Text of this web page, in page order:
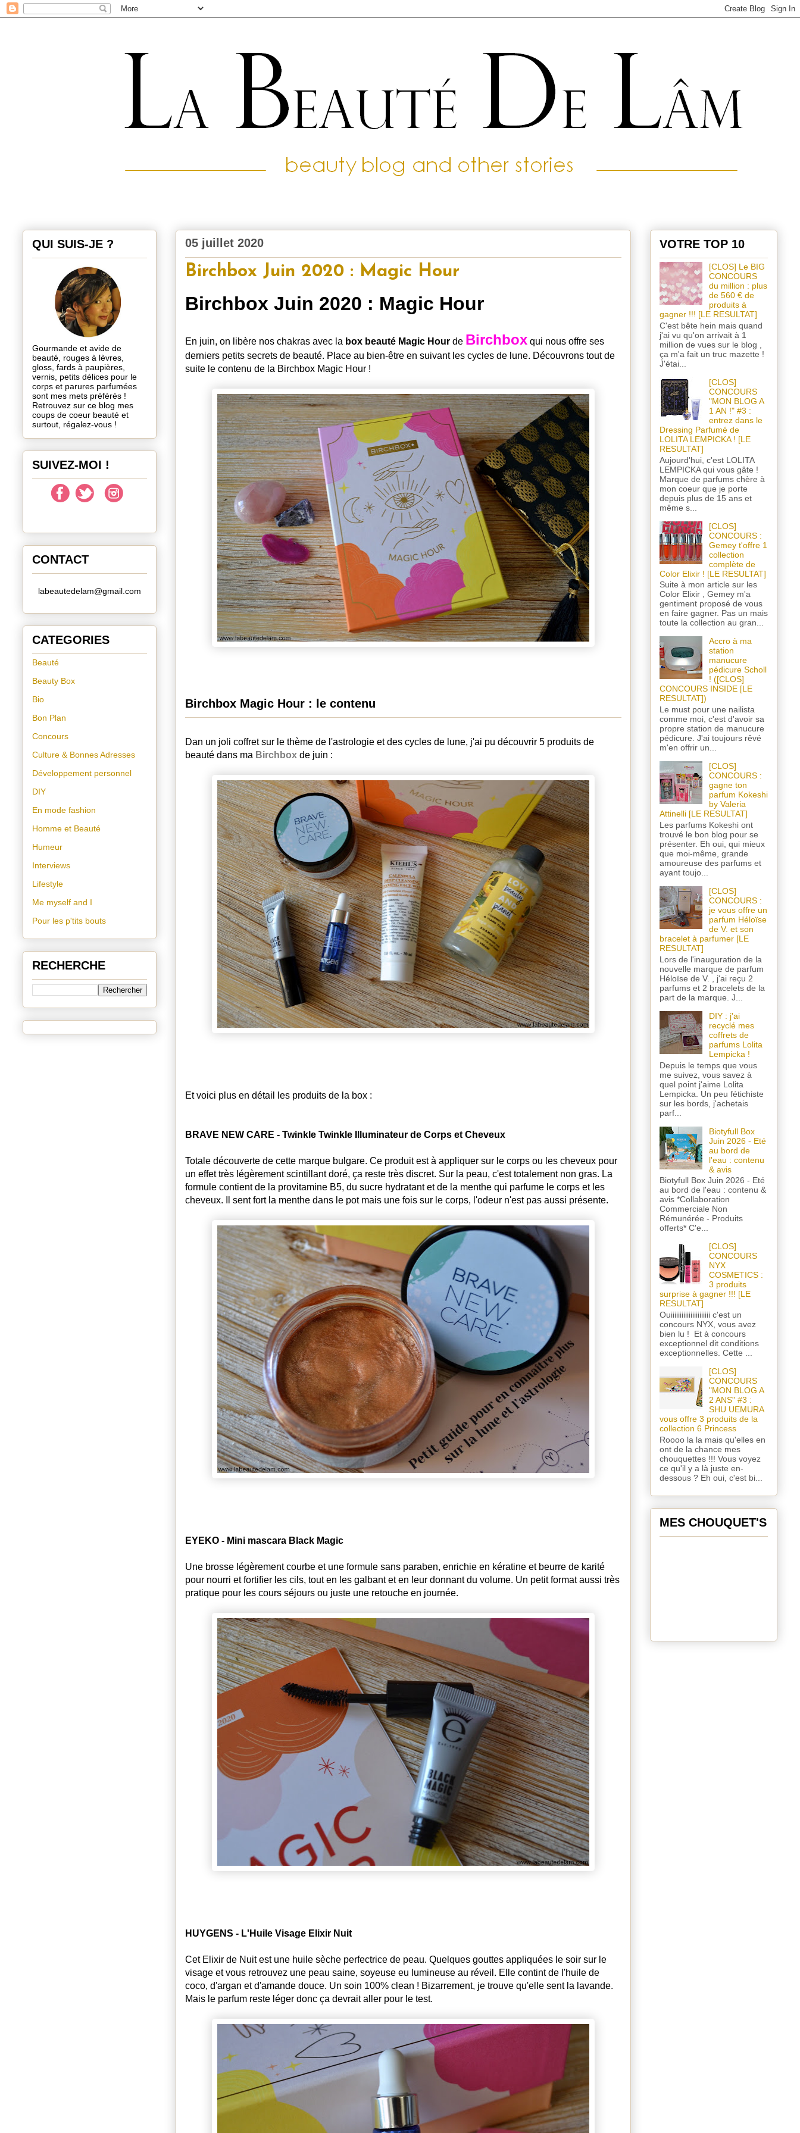
05 juillet 2020
Birchbox Juin 2020 : Magic Hour
Birchbox Juin 2020 : Magic Hour
En juin, on libère nos chakras avec la box beauté Magic Hour de Birchbox qui nous offre ses
derniers petits secrets de beauté. Place au bien-être en suivant les cycles de lune. Découvrons tout de
suite le contenu de la Birchbox Magic Hour !
Birchbox Magic Hour : le contenu
Dan un joli coffret sur le thème de l'astrologie et des cycles de lune, j'ai pu découvrir 5 produits de
beauté dans ma Birchbox de juin :
Et voici plus en détail les produits de la box :
BRAVE NEW CARE - Twinkle Twinkle Illuminateur de Corps et Cheveux
Totale découverte de cette marque bulgare. Ce produit est à appliquer sur le corps ou les cheveux pour
un effet très légèrement scintillant doré, ça reste très discret. Sur la peau, c'est totalement non gras. La
formule contient de la provitamine B5, du sucre hydratant et de la menthe qui parfume le corps et les
cheveux. Il sent fort la menthe dans le pot mais une fois sur le corps, l'odeur n'est pas aussi présente.
EYEKO - Mini mascara Black Magic
Une brosse légèrement courbe et une formule sans paraben, enrichie en kératine et beurre de karité
pour nourri et fortifier les cils, tout en les galbant et en leur donnant du volume. Un petit format aussi très
pratique pour les cours séjours ou juste une retouche en journée.
HUYGENS - L'Huile Visage Elixir Nuit
Cet Elixir de Nuit est une huile sèche perfectrice de peau. Quelques gouttes appliquées le soir sur le
visage et vous retrouvez une peau saine, soyeuse eu lumineuse au réveil. Elle contint de l'huile de
coco, d'argan et d'amande douce. Un soin 100% clean ! Bizarrement, je trouve qu'elle sent la lavande.
Mais le parfum reste léger donc ça devrait aller pour le test.
QUI SUIS-JE ?
Gourmande et avide de
beauté, rouges à lèvres,
gloss, fards à paupières,
vernis, petits délices pour le
corps et parures parfumées
sont mes mets préférés !
Retrouvez sur ce blog mes
coups de coeur beauté et
surtout, régalez-vous !
SUIVEZ-MOI !
CONTACT
labeautedelam@gmail.com
CATEGORIES
Beauté
Beauty Box
Bio
Bon Plan
Concours
Culture & Bonnes Adresses
Développement personnel
DIY
En mode fashion
Homme et Beauté
Humeur
Interviews
Lifestyle
Me myself and I
Pour les p'tits bouts
RECHERCHE
VOTRE TOP 10
[CLOS] Le BIG
CONCOURS
du million : plus
de 560 € de
produits à
gagner !!! [LE RESULTAT]
C'est bête hein mais quand
j'ai vu qu'on arrivait à 1
million de vues sur le blog ,
ça m'a fait un truc mazette !
J'étai...
[CLOS]
CONCOURS
"MON BLOG A
1 AN !" #3 :
entrez dans le
Dressing Parfumé de
LOLITA LEMPICKA ! [LE
RESULTAT]
Aujourd'hui, c'est LOLITA
LEMPICKA qui vous gâte !
Marque de parfums chère à
mon coeur que je porte
depuis plus de 15 ans et
même s...
[CLOS]
CONCOURS :
Gemey t'offre 1
collection
complète de
Color Elixir ! [LE RESULTAT]
Suite à mon article sur les
Color Elixir , Gemey m'a
gentiment proposé de vous
en faire gagner. Pas un mais
toute la collection au gran...
Accro à ma
station
manucure
pédicure Scholl
! ([CLOS]
CONCOURS INSIDE [LE
RESULTAT])
Le must pour une nailista
comme moi, c'est d'avoir sa
propre station de manucure
pédicure. J'ai toujours rêvé
m'en offrir un...
[CLOS]
CONCOURS :
gagne ton
parfum Kokeshi
by Valeria
Attinelli [LE RESULTAT]
Les parfums Kokeshi ont
trouvé le bon blog pour se
présenter. Eh oui, qui mieux
que moi-même, grande
amoureuse des parfums et
ayant toujo...
[CLOS]
CONCOURS :
je vous offre un
parfum Héloïse
de V. et son
bracelet à parfumer [LE
RESULTAT]
Lors de l'inauguration de la
nouvelle marque de parfum
Héloïse de V. , j'ai reçu 2
parfums et 2 bracelets de la
part de la marque. J...
DIY : j'ai
recyclé mes
coffrets de
parfums Lolita
Lempicka !
Depuis le temps que vous
me suivez, vous savez à
quel point j'aime Lolita
Lempicka. Un peu fétichiste
sur les bords, j'achetais
parf...
Biotyfull Box
Juin 2026 - Eté
au bord de
l'eau : contenu
& avis
Biotyfull Box Juin 2026 - Eté
au bord de l'eau : contenu &
avis *Collaboration
Commerciale Non
Rémunérée - Produits
offerts* C'e...
[CLOS]
CONCOURS
NYX
COSMETICS :
3 produits
surprise à gagner !!! [LE
RESULTAT]
Ouiiiiiiiiiiiiiiiiiiiiii c'est un
concours NYX, vous avez
bien lu ! Et à concours
exceptionnel dit conditions
exceptionnelles. Cette ...
[CLOS]
CONCOURS
"MON BLOG A
2 ANS" #3 :
SHU UEMURA
vous offre 3 produits de la
collection 6 Princess
Roooo la la mais qu'elles en
ont de la chance mes
chouquettes !!! Vous voyez
ce qu'il y a là juste en-
dessous ? Eh oui, c'est bi...
MES CHOUQUET'S